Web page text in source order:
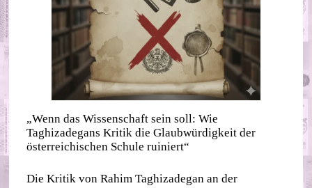
„Wenn das Wissenschaft sein soll: Wie
Taghizadegans Kritik die Glaubwürdigkeit der
österreichischen Schule ruiniert“
Die Kritik von Rahim Taghizadegan an der